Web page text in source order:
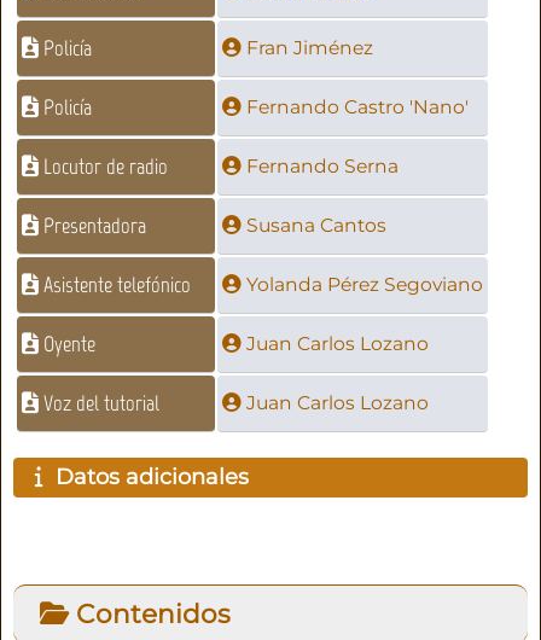
Policía Fran Jiménez
Policía Fernando Castro 'Nano'
Locutor de radio Fernando Serna
Presentadora Susana Cantos
Asistente telefónico Yolanda Pérez Segoviano
Oyente Juan Carlos Lozano
Voz del tutorial Juan Carlos Lozano
Datos adicionales
Contenidos